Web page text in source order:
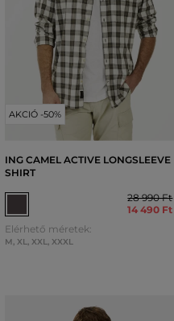
AKCIÓ -50%
ING CAMEL ACTIVE LONGSLEEVE
SHIRT
28 990 Ft
14 490 Ft
Elérhető méretek:
M, XL, XXL, XXXL